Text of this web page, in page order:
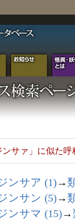
ンサァ」に似た呼
ンサア (1)→
ンサン (5)→
ンサマ (15)→